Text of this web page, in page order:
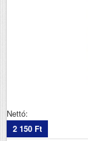
Nettó:
2 150 Ft